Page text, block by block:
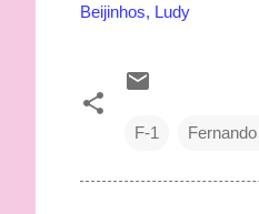
Beijinhos, Ludy
F-1